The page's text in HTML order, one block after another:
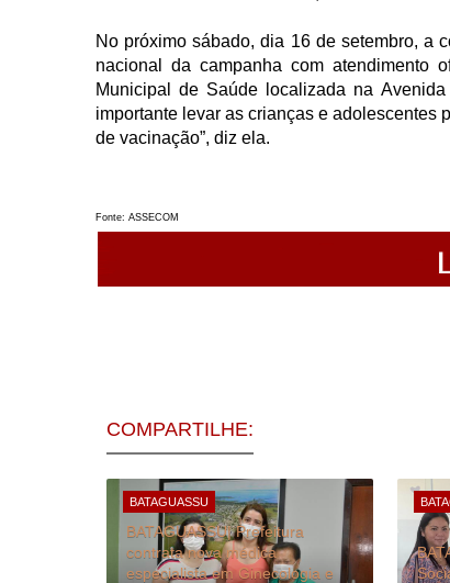
No próximo sábado, dia 16 de setembro, a
nacional da campanha com atendimento
Municipal de Saúde localizada na
importante levar as crianças e adolescentes
de vacinação”, diz ela.
Fonte: ASSECOM
COMPARTILHE:
BATAGUASSU
BATAGUASSU| Prefeitura
contrata nova médica
especialista em Ginecologia e